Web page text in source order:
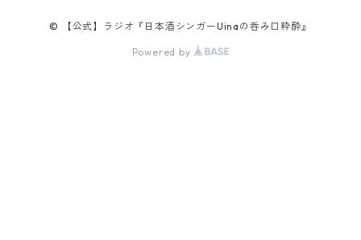
© 【公式】ラジオ『日本酒シンガーUinaの呑み口粋酔』
Powered by